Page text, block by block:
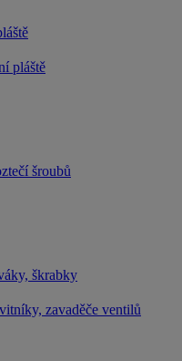
pláště
šroubů
škrabky
zavaděče ventilů